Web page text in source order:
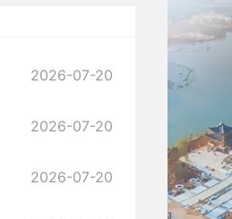
2026-07-20
2026-07-20
2026-07-20